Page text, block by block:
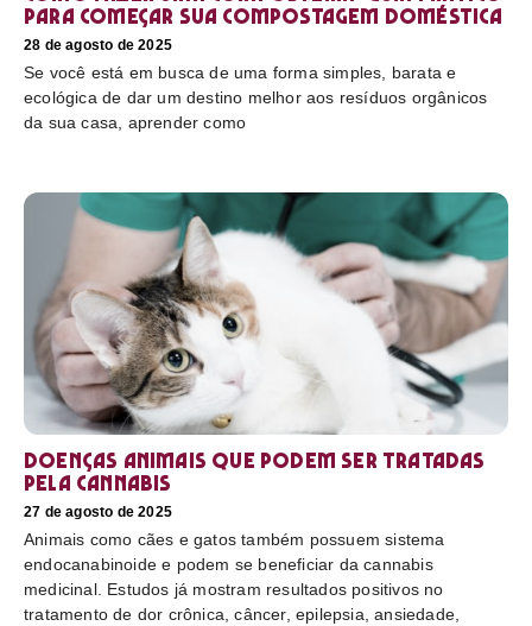
para começar sua compostagem doméstica
28 de agosto de 2025
Se você está em busca de uma forma simples, barata e
ecológica de dar um destino melhor aos resíduos orgânicos
da sua casa, aprender como
Doenças animais que podem ser tratadas
pela cannabis
27 de agosto de 2025
Animais como cães e gatos também possuem sistema
endocanabinoide e podem se beneficiar da cannabis
medicinal. Estudos já mostram resultados positivos no
tratamento de dor crônica, câncer, epilepsia, ansiedade,